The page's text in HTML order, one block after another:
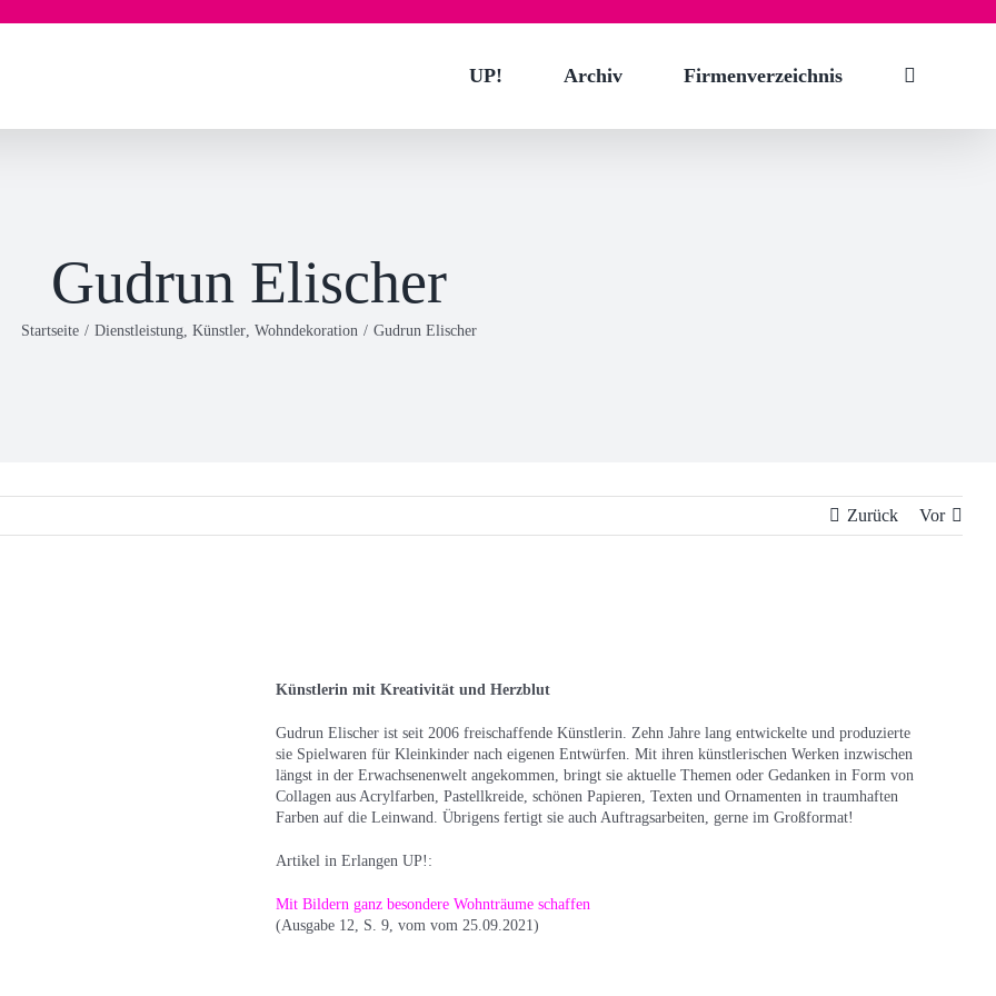
UP! Archiv Firmenverzeichnis
Gudrun Elischer
Startseite / Dienstleistung Künstler Wohndekoration / Gudrun Elischer
Zurück Vor
Künstlerin mit Kreativität und Herzblut
Gudrun Elischer ist seit 2006 freischaffende Künstlerin. Zehn Jahre lang entwickelte und produzierte
sie Spielwaren für Kleinkinder nach eigenen Entwürfen. Mit ihren künstlerischen Werken inzwischen
längst in der Erwachsenenwelt angekommen, bringt sie aktuelle Themen oder Gedanken in Form von
Collagen aus Acrylfarben, Pastellkreide, schönen Papieren, Texten und Ornamenten in traumhaften
Farben auf die Leinwand. Übrigens fertigt sie auch Auftragsarbeiten, gerne im Großformat!
Artikel in Erlangen UP!:
Mit Bildern ganz besondere Wohnträume schaffen
(Ausgabe 12, S. 9, vom vom 25.09.2021)